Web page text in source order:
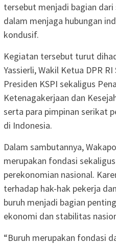
tersebut menjadi bagian
dalam menjaga hubungan
kondusif.
Kegiatan tersebut turut
Yassierli, Wakil Ketua DPR
Presiden KSPI sekaligus
Ketenagakerjaan dan
serta para pimpinan serikat
di Indonesia.
Dalam sambutannya,
merupakan fondasi
perekonomian nasional.
terhadap hak-hak pekerja
buruh menjadi bagian
ekonomi dan stabilitas
“Buruh merupakan fondasi